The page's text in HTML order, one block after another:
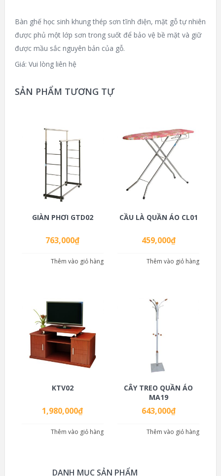
Bàn ghế học sinh khung thép sơn tĩnh điện, mặt gỗ tự nhiên
được phủ một lớp sơn trong suốt để bảo vệ bề mặt và giữ
được mầu sắc nguyên bản của gỗ.
Giá: Vui lòng liên hệ
SẢN PHẨM TƯƠNG TỰ
GIÀN PHƠI GTD02
763,000₫
Thêm vào giỏ hàng
CẦU LÀ QUẦN ÁO CL01
459,000₫
Thêm vào giỏ hàng
KTV02
1,980,000₫
Thêm vào giỏ hàng
CÂY TREO QUẦN ÁO
MA19
643,000₫
Thêm vào giỏ hàng
DANH MỤC SẢN PHẨM